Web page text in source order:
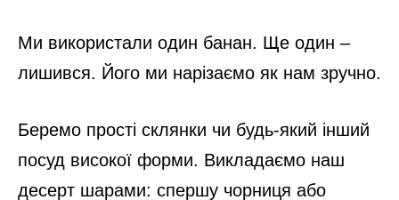
Ми використали один банан. Ще один –
лишився. Його ми нарізаємо як нам зручно.
Беремо прості склянки чи будь-який інший
посуд високої форми. Викладаємо наш
десерт шарами: спершу чорниця або